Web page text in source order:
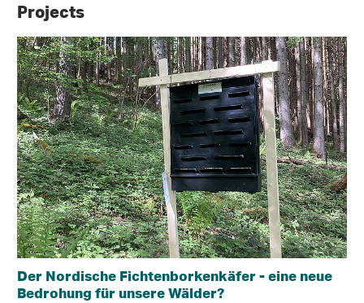
Projects
Der Nordische Fichtenborkenkäfer - eine neue
Bedrohung für unsere Wälder?